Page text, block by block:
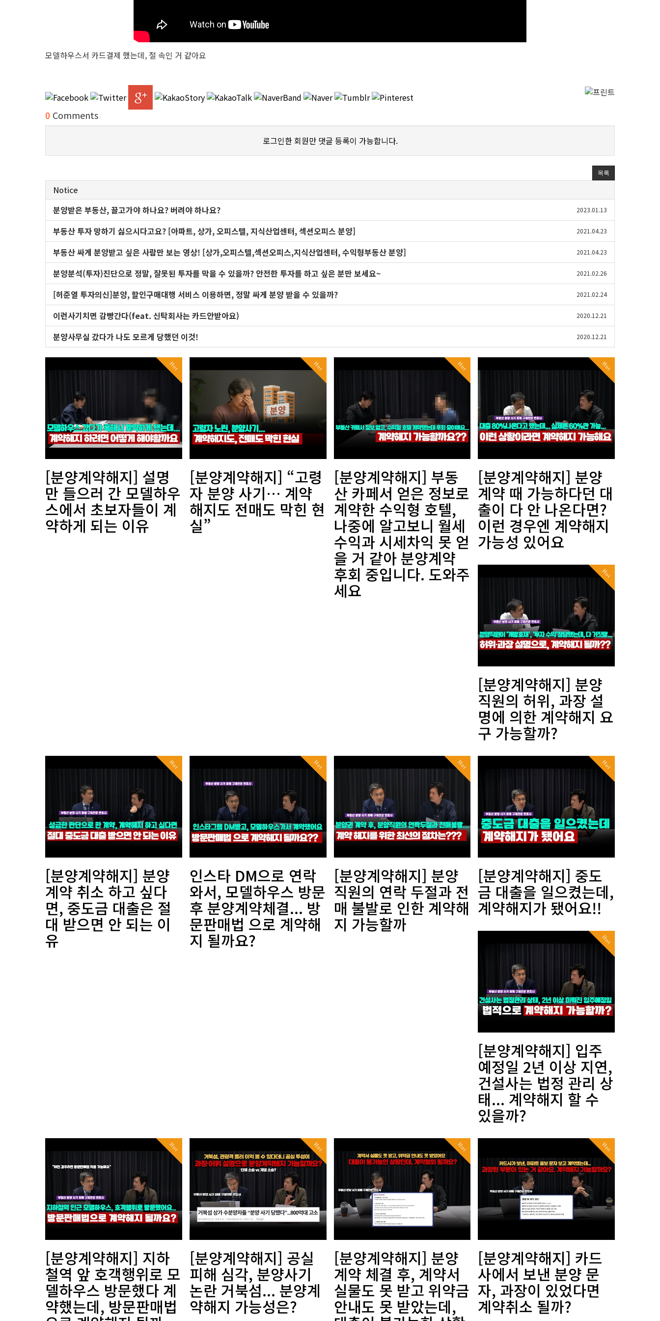
모델하우스서 카드결제 했는데, 절 속인 거 같아요
0 Comments
로그인한 회원만 댓글 등록이 가능합니다.
목록
Notice
2023.01.13
분양받은 부동산, 끌고가야 하나요? 버려야 하나요?
2021.04.23
부동산 투자 망하기 싫으시다고요? [아파트, 상가, 오피스텔, 지식산업센터, 섹션오피스 분양]
2021.04.23
부동산 싸게 분양받고 싶은 사람만 보는 영상! [상가,오피스텔,섹션오피스,지식산업센터, 수익형부동산 분양]
2021.02.26
분양분석(투자)진단으로 정말, 잘못된 투자를 막을 수 있을까? 안전한 투자를 하고 싶은 분만 보세요~
2021.02.24
[허준열 투자의신]분양, 할인구매대행 서비스 이용하면, 정말 싸게 분양 받을 수 있을까?
2020.12.21
이런사기치면 감빵간다(feat. 신탁회사는 카드안받아요)
2020.12.21
분양사무실 갔다가 나도 모르게 당했던 이것!
Hot
[분양계약해지] 설명
만 들으러 간 모델하우
스에서 초보자들이 계
약하게 되는 이유
Hot
[분양계약해지] “고령
자 분양 사기… 계약
해지도 전매도 막힌 현
실”
Hot
[분양계약해지] 부동
산 카페서 얻은 정보로
계약한 수익형 호텔,
나중에 알고보니 월세
수익과 시세차익 못 얻
을 거 같아 분양계약
후회 중입니다. 도와주
세요
Hot
[분양계약해지] 분양
계약 때 가능하다던 대
출이 다 안 나온다면?
이런 경우엔 계약해지
가능성 있어요
Hot
[분양계약해지] 분양
직원의 허위, 과장 설
명에 의한 계약해지 요
구 가능할까?
Hot
[분양계약해지] 분양
계약 취소 하고 싶다
면, 중도금 대출은 절
대 받으면 안 되는 이
유
Hot
인스타 DM으로 연락
와서, 모델하우스 방문
후 분양계약체결... 방
문판매법 으로 계약해
지 될까요?
Hot
[분양계약해지] 분양
직원의 연락 두절과 전
매 불발로 인한 계약해
지 가능할까
Hot
[분양계약해지] 중도
금 대출을 일으켰는데,
계약해지가 됐어요!!
Hot
[분양계약해지] 입주
예정일 2년 이상 지연,
건설사는 법정 관리 상
태... 계약해지 할 수
있을까?
Hot
[분양계약해지] 지하
철역 앞 호객행위로 모
델하우스 방문했다 계
약했는데, 방문판매법
Hot
[분양계약해지] 공실
피해 심각, 분양사기
논란 거북섬... 분양계
약해지 가능성은?
Hot
[분양계약해지] 분양
계약 체결 후, 계약서
실물도 못 받고 위약금
안내도 못 받았는데,
Hot
[분양계약해지] 카드
사에서 보낸 분양 문
자, 과장이 있었다면
계약취소 될까?